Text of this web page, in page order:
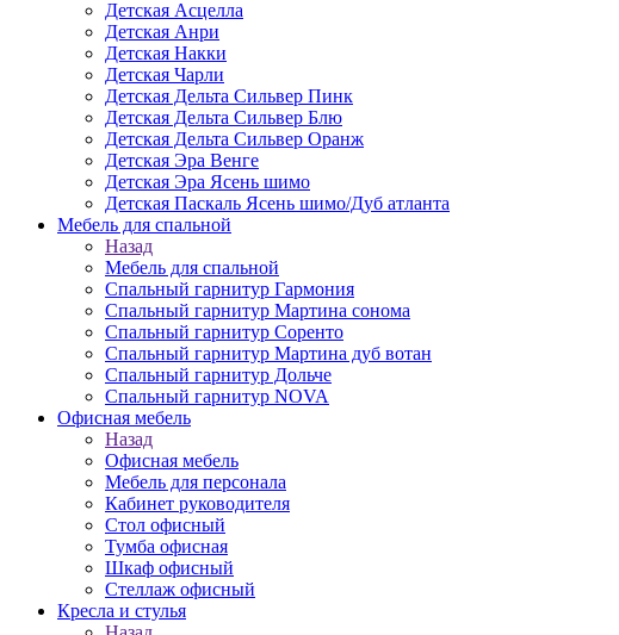
Детская Асцелла
Детская Анри
Детская Накки
Детская Чарли
Детская Дельта Сильвер Пинк
Детская Дельта Сильвер Блю
Детская Дельта Сильвер Оранж
Детская Эра Венге
Детская Эра Ясень шимо
Детская Паскаль Ясень шимо/Дуб атланта
Мебель для спальной
Назад
Мебель для спальной
Спальный гарнитур Гармония
Спальный гарнитур Мартина сонома
Спальный гарнитур Соренто
Спальный гарнитур Мартина дуб вотан
Спальный гарнитур Дольче
Спальный гарнитур NOVA
Офисная мебель
Назад
Офисная мебель
Мебель для персонала
Кабинет руководителя
Стол офисный
Тумба офисная
Шкаф офисный
Стеллаж офисный
Кресла и стулья